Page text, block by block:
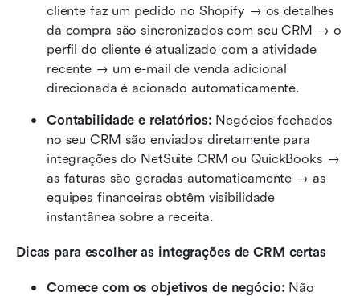
cliente faz um pedido no Shopify → os detalhes
da compra são sincronizados com seu CRM → o
perfil do cliente é atualizado com a atividade
recente → um e-mail de venda adicional
direcionada é acionado automaticamente.
Contabilidade e relatórios: Negócios fechados
no seu CRM são enviados diretamente para
integrações do NetSuite CRM ou QuickBooks →
as faturas são geradas automaticamente → as
equipes financeiras obtêm visibilidade
instantânea sobre a receita.
Dicas para escolher as integrações de CRM certas
Comece com os objetivos de negócio: Não